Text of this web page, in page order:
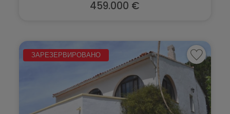
Planes
Polop
Ráfol de Almunia
Planes
459.000 €
ЗАРЕЗЕРВИРОВАНО